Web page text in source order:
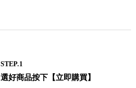
STEP.1
選好商品按下【立即購買】